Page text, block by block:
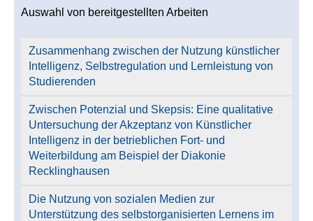
Auswahl von bereitgestellten Arbeiten
Zusammenhang zwischen der Nutzung künstlicher
Intelligenz, Selbstregulation und Lernleistung von
Studierenden
Zwischen Potenzial und Skepsis: Eine qualitative
Untersuchung der Akzeptanz von Künstlicher
Intelligenz in der betrieblichen Fort- und
Weiterbildung am Beispiel der Diakonie
Recklinghausen
Die Nutzung von sozialen Medien zur
Unterstützung des selbstorganisierten Lernens im